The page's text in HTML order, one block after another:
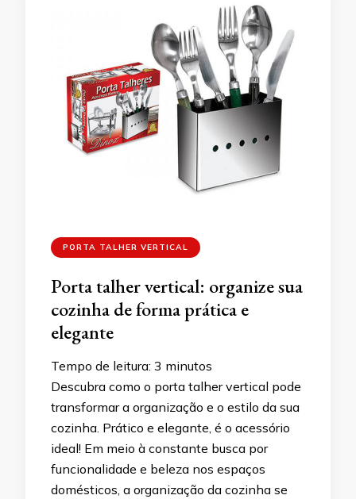
PORTA TALHER VERTICAL
Porta talher vertical: organize sua
cozinha de forma prática e
elegante
Tempo de leitura: 3 minutos
Descubra como o porta talher vertical pode
transformar a organização e o estilo da sua
cozinha. Prático e elegante, é o acessório
ideal! Em meio à constante busca por
funcionalidade e beleza nos espaços
domésticos, a organização da cozinha se